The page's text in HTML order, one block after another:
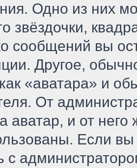
Одно из них
звёздочки,
сообщений вы
Другое,
«аватара» и
От
аватар, и от него
Если
с